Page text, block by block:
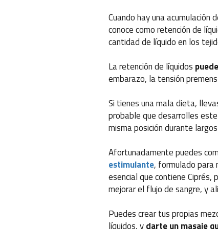
Cuando hay una acumulación
conoce como retención de
cantidad de líquido en los
La retención de líquidos
embarazo, la tensión
Si tienes una mala dieta,
probable que desarrolles
misma posición durante
Afortunadamente puedes
estimulante, formulado para
esencial que contiene Ciprés,
mejorar el flujo de sangre, y
Puedes crear tus propias
líquidos, ydarte un masaje